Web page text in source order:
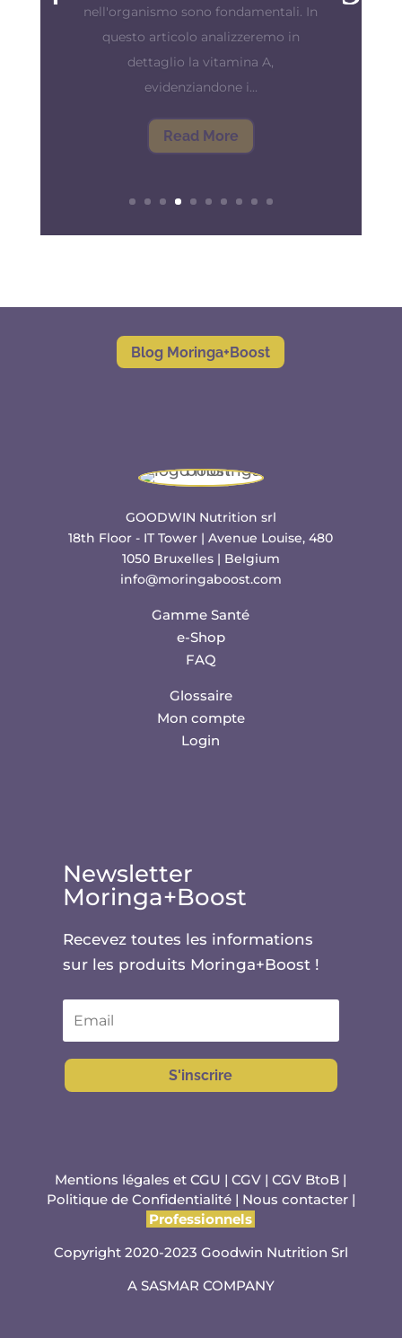
immunitarie. Il nostro sistema
immunitario è il nostro scudo contro
le infezioni e le malattie e per farlo
funzionare al meglio è...
Read More
Blog Moringa+Boost
GOODWIN Nutrition srl
18th Floor - IT Tower | Avenue Louise, 480
1050 Bruxelles | Belgium
info@moringaboost.com
Gamme Santé
e-Shop
FAQ
Glossaire
Mon compte
Login
Newsletter
Moringa+Boost
Recevez toutes les informations
sur les produits Moringa+Boost !
S'inscrire
Mentions légales et CGU |CGV |CGV BtoB |
Politique de Confidentialité| Nous contacter |
Professionnels
Copyright 2020-2023 Goodwin Nutrition Srl
A SASMAR COMPANY